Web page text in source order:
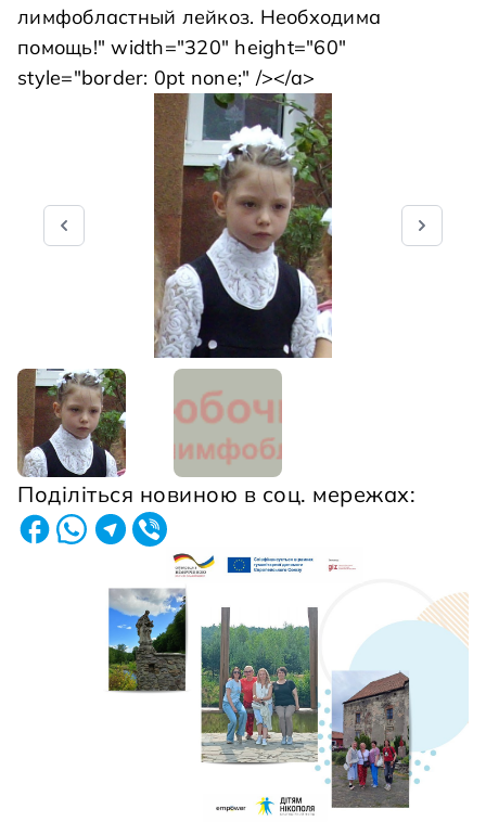
лимфобластный лейкоз. Необходима
помощь!" width="320" height="60"
style="border: 0pt none;" /></a>
Поділіться новиною в соц. мережах: